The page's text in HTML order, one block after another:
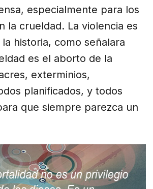
especialmente para los
la crueldad. La violencia es
historia, como señalara
es el aborto de la
exterminios,
planificados, y todos
que siempre parezca un